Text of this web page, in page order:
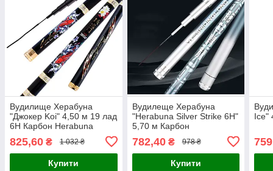
Вудилище Херабуна
"Джокер Koi" 4,50 м 19 лад
6H Карбон Herabuna
825,60 ₴ 1 032 ₴
Купити
Вудилеще Херабуна
"Herabuna Silver Strike 6H"
5,70 м Карбон
782,40₴ 978 ₴
Купити
Ice"